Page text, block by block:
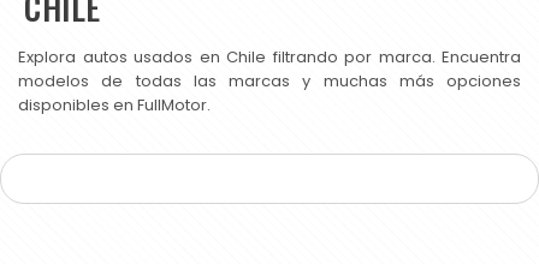
Explora autos usados en Chile filtrando por marca. Encuentra
modelos de todas las marcas y muchas más opciones
disponibles en FullMotor.